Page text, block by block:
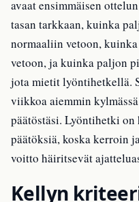
avaat ensimmäisen
tasan tarkkaan, kuinka
normaaliin vetoon,
vetoon, ja kuinka paljon
jota mietit lyöntihetkellä.
viikkoa aiemmin
päätöstäsi. Lyöntihetki
päätöksiä, koska kerroin
voitto häiritsevät
Kellyn